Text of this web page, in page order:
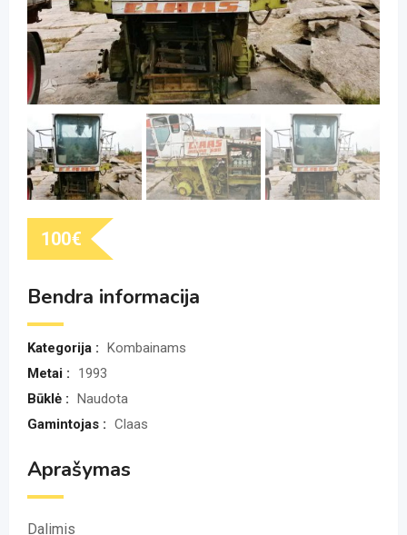
100€
Bendra informacija
Kategorija : Kombainams
Metai :
1993
Būklė : Naudota
Gamintojas : Claas
Aprašymas
Dalimis